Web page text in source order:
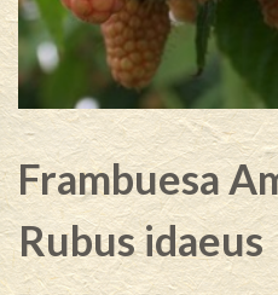
Frambuesa
Rubus idaeus